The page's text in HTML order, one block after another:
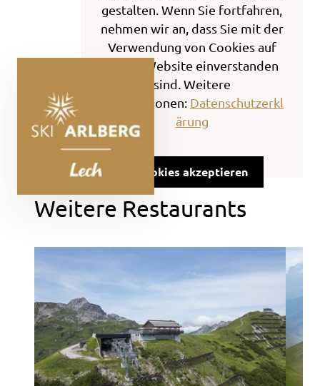
gestalten. Wenn Sie fortfahren,
nehmen wir an, dass Sie mit der
Verwendung von Cookies auf
dieser Website einverstanden
sind. Weitere
Informationen: Datenschutzerkl
ärung
Cookies akzeptieren
Weitere Restaurants